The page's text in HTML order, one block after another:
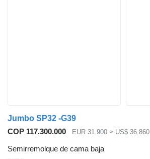
Jumbo SP32 -G39
COP 117.300.000
EUR 31.900 ≈ US$ 36.860
Semirremolque de cama baja